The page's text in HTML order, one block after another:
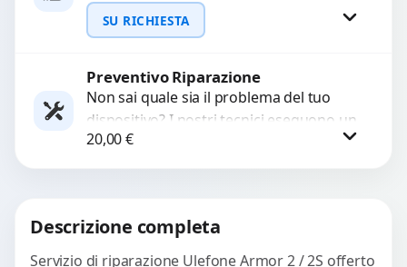
sonora o impossibilità di collegare cuffie
e accessori....
SU RICHIESTA
Richiedi Preventivo
WhatsApp
Preventivo Riparazione
Non sai quale sia il problema del tuo
dispositivo? I nostri tecnici eseguono un
check-up completo con strumenti
avanzati per...
20,00€
Descrizione completa
Servizio di riparazione Ulefone Armor 2 / 2S offerto